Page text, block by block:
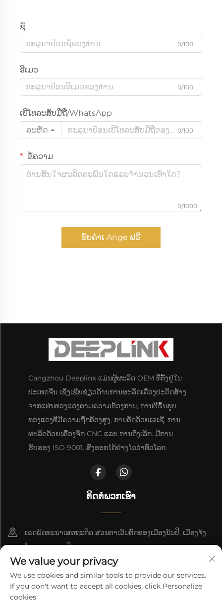
ຊື່
0/100
ອີເມວ
0/100
ເບີໂທລະສັບມືຖື/WhatsApp
ລະຫັດ
0/100
ຂໍ້ຄວາມ
0/1000
ຮັບຄຳເ Ange ຟຣີ
Cangzhou Deeplink ແມ່ນຜູ້ຜະລິດ OEM ທີ່ຕັ້ງຢູ່ໃນ
ປະເທດຈີນ ເຊິ່ງເຊີຍຊ່ຽວດ້ານການຜະລິດເຄື່ອງປະດິດສ້າງ
ຈາກແຜ່ນທອງແດງຕາມຄວາມຕ້ອງການ, ການຕີຂຶ້ນຮູບ
ທອງແດງທີ່ມີຄວາມຖືກຕ້ອງສູງ, ການຕັດດ້ວຍເລເຊີ, ການ
ຜະລິດດ້ວຍເຄື່ອງຈັກ CNC ແລະ ການດຶງເລິກ. ມີການ
ຮັບຮອງ ISO 9001. ສົ່ງອອກໄດ້ຢ່າງໄວວ່າທົ່ວໂລກ.
ຕິດຕໍ່ພວກເຮົາ
ເຂດພັດທະນາເສດຖະກິດ ສ່ວນຕາເວັນຕົກຂອງເມືອງນັນປີ, ເມືອງຈັງ
ໂຈວ, ແຂວງເຫຫີ
+86-18617745678
[email protected]
We value your privacy
We use cookies and similar tools to provide our services.
If you don't want to accept all cookies, click Personalize
cookies.